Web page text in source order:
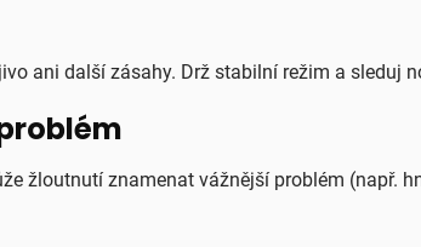
ani další zásahy. Drž stabilní režim a sleduj
žloutnutí znamenat vážnější problém (např.